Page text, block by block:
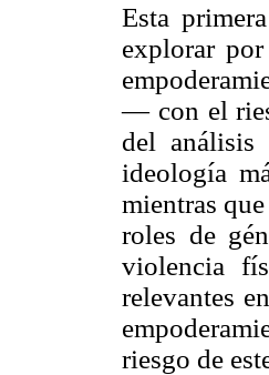
Esta
explorar
— con el
del análisis
ideología
mientras
roles de
violencia
relevantes
riesgo de